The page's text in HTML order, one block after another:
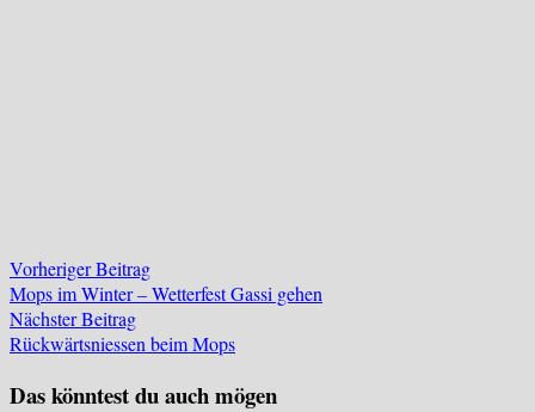
Beitragsnavigation
Vorheriger BeitragVorheriger
Beitrag:
Mops im Winter – Wetterfest Gassi gehen
Nächster BeitragNächster
Beitrag:
Rückwärtsniessen beim Mops
Das könntest du auch mögen